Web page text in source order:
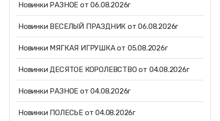
Новинки РАЗНОЕ от 06.08.2026г
Новинки ВЕСЕЛЫЙ ПРАЗДНИК от 06.08.2026г
Новинки МЯГКАЯ ИГРУШКА от 05.08.2026г
Новинки ДЕСЯТОЕ КОРОЛЕВСТВО от 04.08.2026г
Новинки РАЗНОЕ от 04.08.2026г
Новинки ПОЛЕСЬЕ от 04.08.2026г